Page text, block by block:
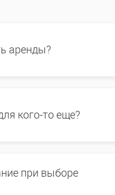
аренды?
кого-то еще?
при выборе